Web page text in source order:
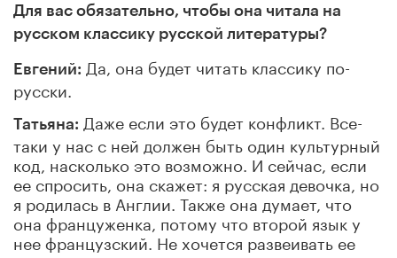
Для вас обязательно, чтобы она читала на
русском классику русской литературы?
Евгений: Да, она будет читать классику по-
русски.
Татьяна: Даже если это будет конфликт. Все-
таки у нас с ней должен быть один культурный
код, насколько это возможно. И сейчас, если
ее спросить, она скажет: я русская девочка, но
я родилась в Англии. Также она думает, что
она француженка, потому что второй язык у
нее французский. Не хочется развеивать ее